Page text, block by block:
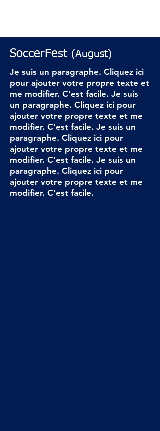
SoccerFest (August)
Je suis un paragraphe. Cliquez ici
pour ajouter votre propre texte et
me modifier. C'est facile. Je suis
un paragraphe. Cliquez ici pour
ajouter votre propre texte et me
modifier. C'est facile. Je suis un
paragraphe. Cliquez ici pour
ajouter votre propre texte et me
modifier. C'est facile. Je suis un
paragraphe. Cliquez ici pour
ajouter votre propre texte et me
modifier. C'est facile.